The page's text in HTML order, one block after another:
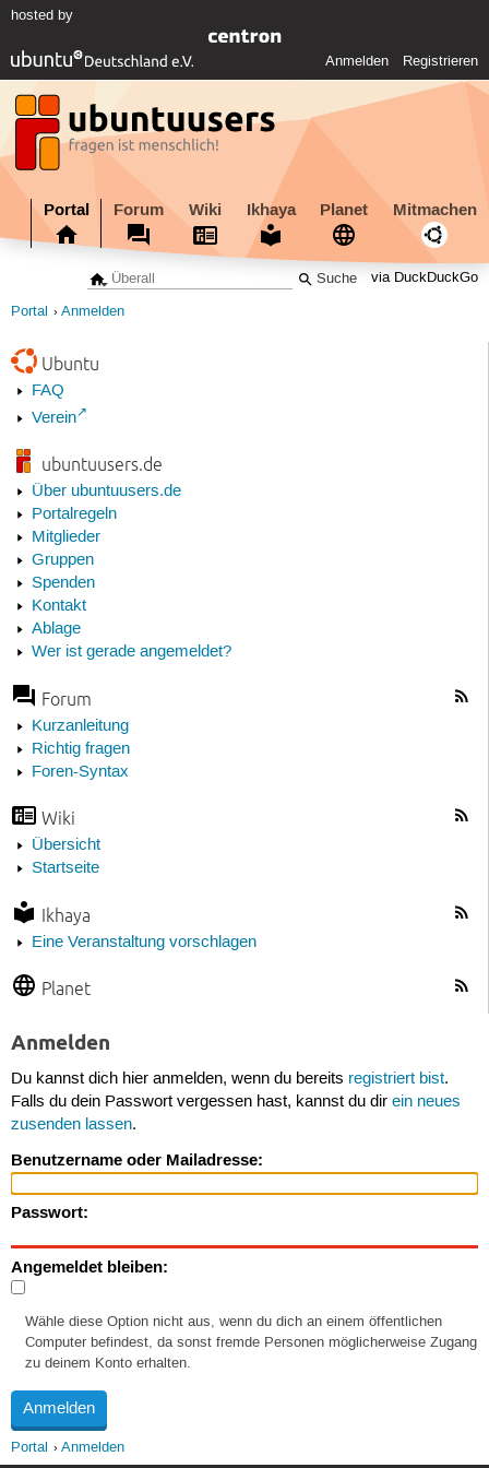
hosted by
Anmelden Registrieren
Portal Forum Wiki Ikhaya Planet Mitmachen
via DuckDuckGo
Portal Anmelden
Ubuntu
FAQ
Verein
ubuntuusers.de
Über ubuntuusers.de
Portalregeln
Mitglieder
Gruppen
Spenden
Kontakt
Ablage
Wer ist gerade angemeldet?
Forum
Kurzanleitung
Richtig fragen
Foren-Syntax
Wiki
Übersicht
Startseite
Ikhaya
Eine Veranstaltung vorschlagen
Planet
Anmelden
Du kannst dich hier anmelden, wenn du bereits registriert bist.
Falls du dein Passwort vergessen hast, kannst du dir ein neues
zusenden lassen.
Benutzername oder Mailadresse:
Passwort:
Angemeldet bleiben:
Wähle diese Option nicht aus, wenn du dich an einem öffentlichen
Computer befindest, da sonst fremde Personen möglicherweise Zugang
zu deinem Konto erhalten.
Portal Anmelden